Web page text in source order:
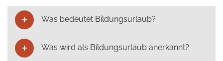
Was bedeutet Bildungsurlaub?
Was wird als Bildungsurlaub anerkannt?